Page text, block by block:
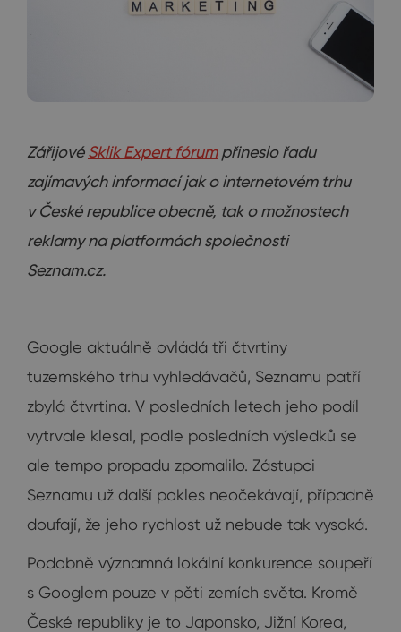
ZářijovéSklik Expert fórumpřineslo řadu
zajímavých informací jak o internetovém trhu
v České republice obecně, tak o možnostech
reklamy na platformách společnosti
Seznam.cz.
Google aktuálně ovládá tři čtvrtiny
tuzemského trhu vyhledávačů, Seznamu patří
zbylá čtvrtina. V posledních letech jeho podíl
vytrvale klesal, podle posledních výsledků se
ale tempo propadu zpomalilo. Zástupci
Seznamu už další pokles neočekávají, případně
doufají, že jeho rychlost už nebude tak vysoká.
Podobně významná lokální konkurence soupeří
s Googlem pouze v pěti zemích světa. Kromě
České republiky je to Japonsko, Jižní Korea,